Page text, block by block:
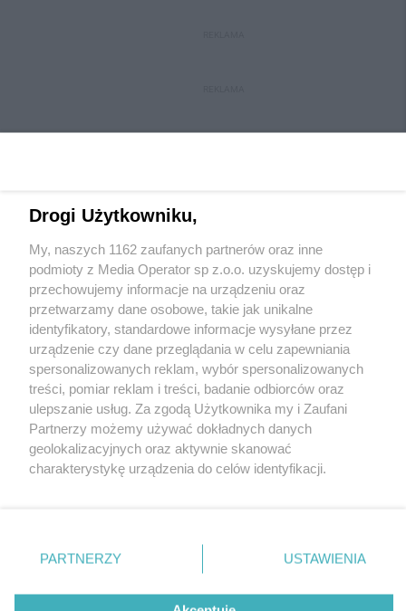
Wydawca mediówlokalnych
Nie zapomnij
zapoznać się z:
polityką prywatności regulamin korzystania z portali
Twojemiasto
Piekary Śląskie
Chorzów
Tarnowskie Góry
Gliwice
Skontakuj sięz nami
Kontakt
Wydawca
Redakcja
Drogi Użytkowniku,
My, naszych 1162 zaufanych partnerów oraz inne
podmioty z Media Operator sp z.o.o. uzyskujemy dostęp i
przechowujemy informacje na urządzeniu oraz
przetwarzamy dane osobowe, takie jak unikalne
identyfikatory, standardowe informacje wysyłane przez
urządzenie czy dane przeglądania w celu zapewniania
spersonalizowanych reklam, wybór spersonalizowanych
treści, pomiar reklam i treści, badanie odbiorców oraz
ulepszanie usług. Za zgodą Użytkownika my i Zaufani
Partnerzy możemy używać dokładnych danych
geolokalizacyjnych oraz aktywnie skanować
charakterystykę urządzenia do celów identyfikacji.
zmienić/wycofać klikając przycisk ustawień prywatności
znajdujący się w lewym dolnym rogu strony
rodzaje przetwarzania danych nie wymagają zgody
PARTNERZY USTAWIENIA